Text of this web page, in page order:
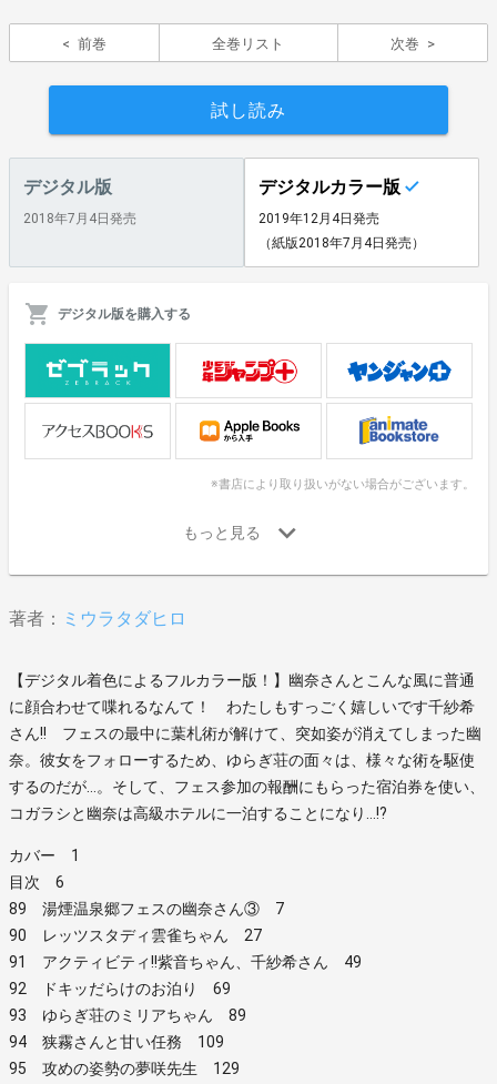
前巻 全巻リスト 次巻
試し読み
デジタル版
2018年7月4日発売
デジタルカラー版
2019年12月4日発売
（紙版2018年7月4日発売）
デジタル版を購入する
※書店により取り扱いがない場合がございます。
著者： ミウラタダヒロ
【デジタル着色によるフルカラー版！】幽奈さんとこんな風に普通
に顔合わせて喋れるなんて！ わたしもすっごく嬉しいです千紗希
さん!! フェスの最中に葉札術が解けて、突如姿が消えてしまった幽
奈。彼女をフォローするため、ゆらぎ荘の面々は、様々な術を駆使
するのだが…。そして、フェス参加の報酬にもらった宿泊券を使い、
コガラシと幽奈は高級ホテルに一泊することになり…!?
カバー 1
目次 6
89 湯煙温泉郷フェスの幽奈さん③ 7
90 レッツスタディ雲雀ちゃん 27
91 アクティビティ!!紫音ちゃん、千紗希さん 49
92 ドキッだらけのお泊り 69
93 ゆらぎ荘のミリアちゃん 89
94 狭霧さんと甘い任務 109
95 攻めの姿勢の夢咲先生 129